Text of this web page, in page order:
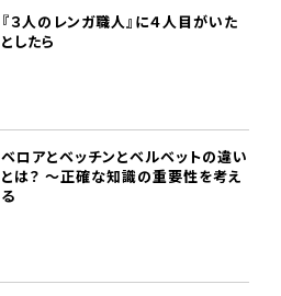
『３人のレンガ職人』に４人目がいた
としたら
ベロアとベッチンとベルベットの違い
とは？ ～正確な知識の重要性を考え
る